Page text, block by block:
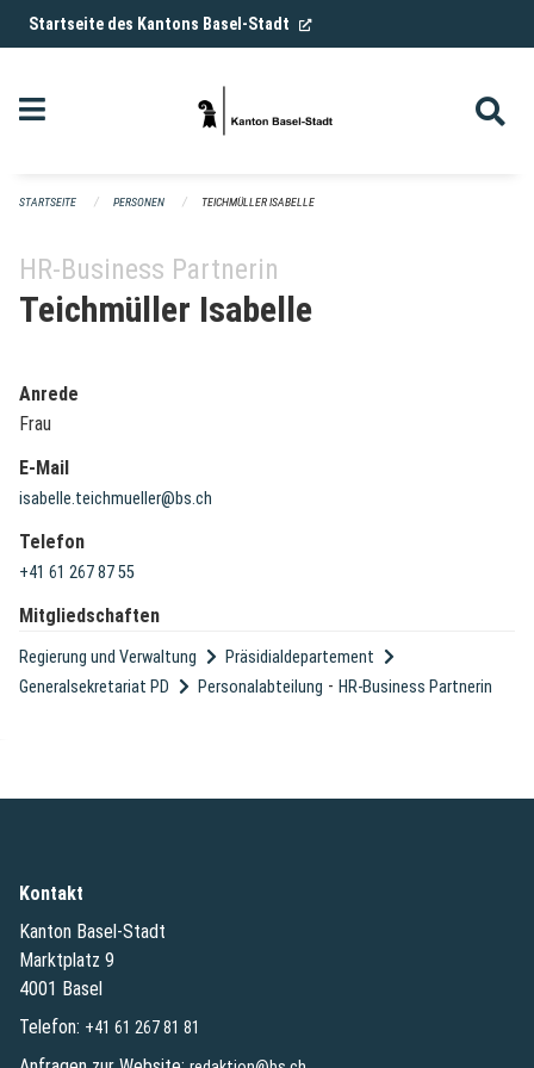
Navigation überspringen
Startseite des Kantons Basel-Stadt (External Link)
STARTSEITE PERSONEN TEICHMÜLLER ISABELLE
HR-Business Partnerin
Teichmüller Isabelle
Anrede
Frau
E-Mail
isabelle.teichmueller@bs.ch
Telefon
+41 61 267 87 55
Mitgliedschaften
Regierung und Verwaltung
Präsidialdepartement
Generalsekretariat PD
Personalabteilung -HR-Business Partnerin
Kontakt
Kanton Basel-Stadt
Marktplatz 9
4001 Basel
Telefon: +41 61 267 81 81